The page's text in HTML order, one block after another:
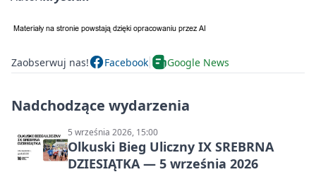
Zaobserwuj nas! Facebook Google News
Nadchodzące wydarzenia
5 września 2026, 15:00
Olkuski Bieg Uliczny IX SREBRNA
DZIESIĄTKA — 5 września 2026